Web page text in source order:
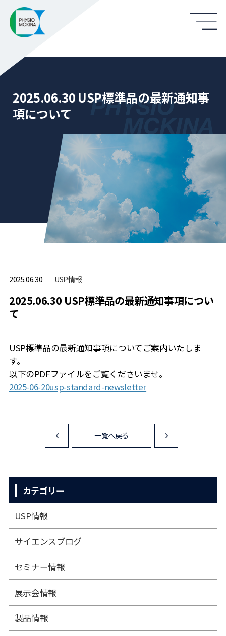
2025.06.30 USP標準品の最新通知事
項について
2025.06.30 USP情報
2025.06.30 USP標準品の最新通知事項につい
て
USP標準品の最新通知事項についてご案内いたしま
す。
以下のPDFファイルをご覧くださいませ。
2025-06-20usp-standard-newsletter
<
一覧へ戻る
カテゴリー
USP情報
サイエンスブログ
セミナー情報
展⽰会情報
製品情報